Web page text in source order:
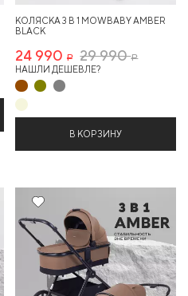
КОЛЯСКА 3 В 1 MOWBABY AMBER
BLACK
24 990 Р 29 990Р
НАШЛИ ДЕШЕВЛЕ?
В КОРЗИНУ
16%